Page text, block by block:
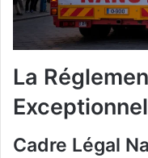
La
Cadre Légal